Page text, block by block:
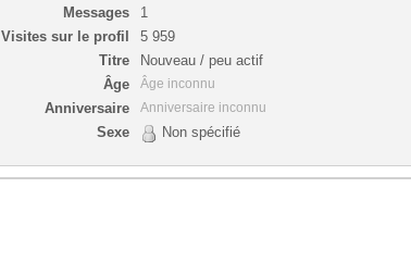
Messages
1
Visites sur le profil
5 959
Titre
Nouveau / peu actif
Âge
Âge inconnu
Anniversaire Anniversaire inconnu
Sexe Non spécifié